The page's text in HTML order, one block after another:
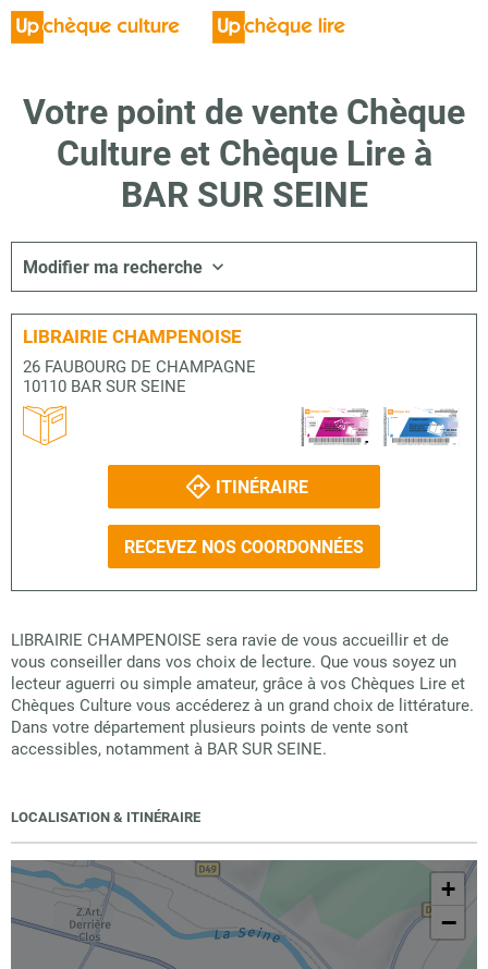
Votre point de vente Chèque
Culture et Chèque Lire à
BAR SUR SEINE
Modifier ma recherche
LIBRAIRIE CHAMPENOISE
26 FAUBOURG DE CHAMPAGNE
10110 BAR SUR SEINE
ITINÉRAIRE
RECEVEZ NOS COORDONNÉES
LIBRAIRIE CHAMPENOISE sera ravie de vous accueillir et de
vous conseiller dans vos choix de lecture. Que vous soyez un
lecteur aguerri ou simple amateur, grâce à vos Chèques Lire et
Chèques Culture vous accéderez à un grand choix de littérature.
Dans votre département plusieurs points de vente sont
accessibles, notamment à BAR SUR SEINE.
LOCALISATION & ITINÉRAIRE
+
−